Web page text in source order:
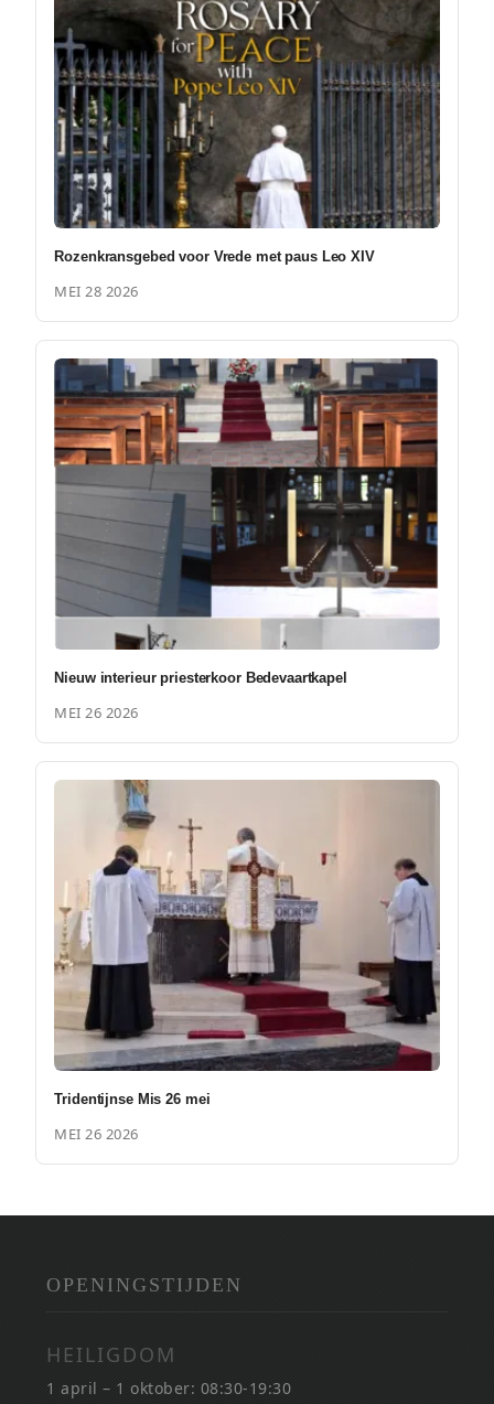
Rozenkransgebed voor Vrede met paus Leo XIV
MEI 28 2026
Nieuw interieur priesterkoor Bedevaartkapel
MEI 26 2026
Tridentijnse Mis 26 mei
MEI 26 2026
OPENINGSTIJDEN
HEILIGDOM
1 april – 1 oktober: 08:30-19:30